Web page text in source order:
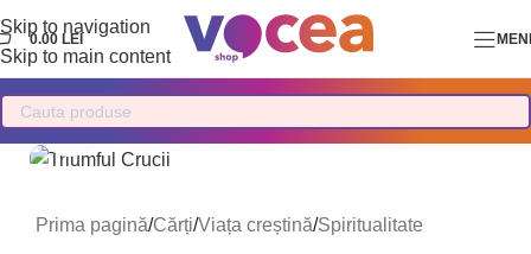
Skip to navigation
Skip to main content
0.00 LEI
Mărește imaginea
Prima pagină/Cărți/Viața creștină/Spiritualitate